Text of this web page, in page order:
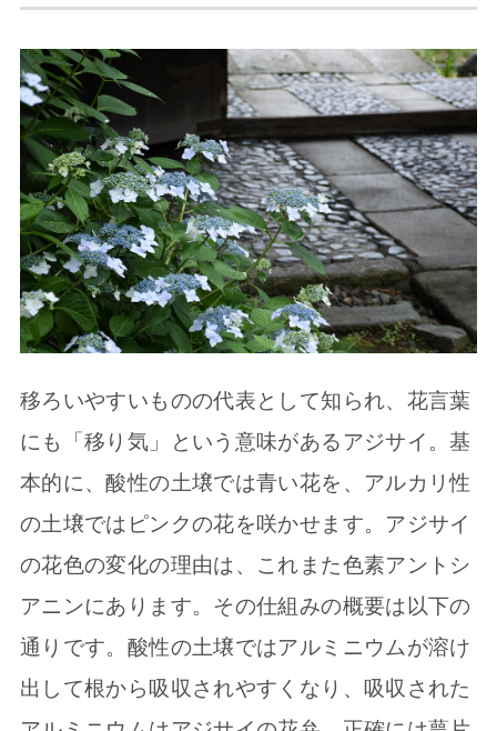
移ろいやすいものの代表として知られ、花言葉
にも「移り気」という意味があるアジサイ。基
本的に、酸性の土壌では青い花を、アルカリ性
の土壌ではピンクの花を咲かせます。アジサイ
の花色の変化の理由は、これまた色素アントシ
アニンにあります。その仕組みの概要は以下の
通りです。酸性の土壌ではアルミニウムが溶け
出して根から吸収されやすくなり、吸収された